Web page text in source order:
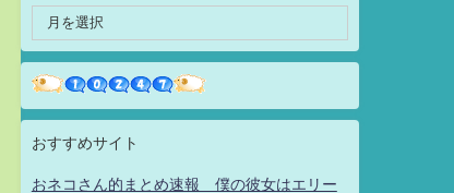
おすすめサイト
おネコさん的まとめ速報 僕の彼女はエリー